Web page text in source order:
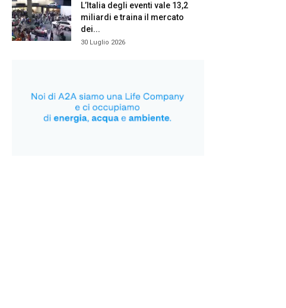
L’Italia degli eventi vale 13,2
miliardi e traina il mercato
dei...
30 Luglio 2026